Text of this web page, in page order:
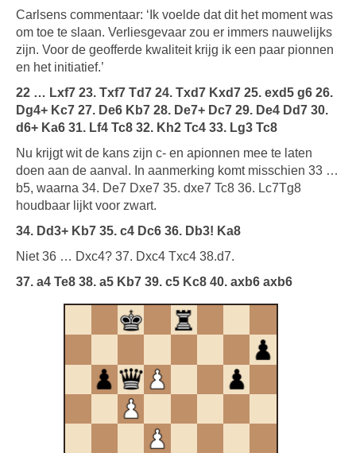
Carlsens commentaar: ‘Ik voelde dat dit het moment was
om toe te slaan. Verliesgevaar zou er immers nauwelijks
zijn. Voor de geofferde kwaliteit krijg ik een paar pionnen
en het initiatief.’
22 … Lxf7 23. Txf7 Td7 24. Txd7 Kxd7 25. exd5 g6 26.
Dg4+ Kc7 27. De6 Kb7 28. De7+ Dc7 29. De4 Dd7 30.
d6+ Ka6 31. Lf4 Tc8 32. Kh2 Tc4 33. Lg3 Tc8
Nu krijgt wit de kans zijn c- en apionnen mee te laten
doen aan de aanval. In aanmerking komt misschien 33 …
b5, waarna 34. De7 Dxe7 35. dxe7 Tc8 36. Lc7Tg8
houdbaar lijkt voor zwart.
34. Dd3+ Kb7 35. c4 Dc6 36. Db3! Ka8
Niet 36 … Dxc4? 37. Dxc4 Txc4 38.d7.
37. a4 Te8 38. a5 Kb7 39. c5 Kc8 40. axb6 axb6